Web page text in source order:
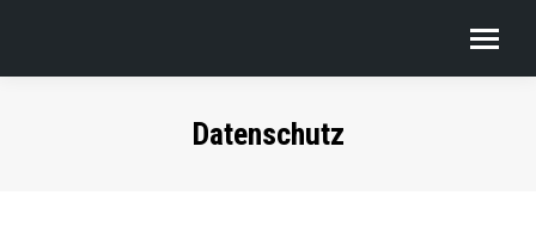
Datenschutz